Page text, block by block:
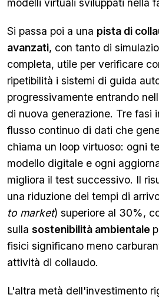
modelli virtuali sviluppati nella
Si passa poi a una pista di
avanzati, con tanto di
completa, utile per verificare
ripetibilità i sistemi di guida
progressivamente entrando
di nuova generazione. Tre fasi
flusso continuo di dati che
chiama un loop virtuoso: ogni
modello digitale e ogni
migliora il test successivo. Il
una riduzione dei tempi di
to market) superiore al 30%,
sulla sostenibilità ambientale
fisici significano meno
attività di collaudo.
L'altra metà dell'investimento